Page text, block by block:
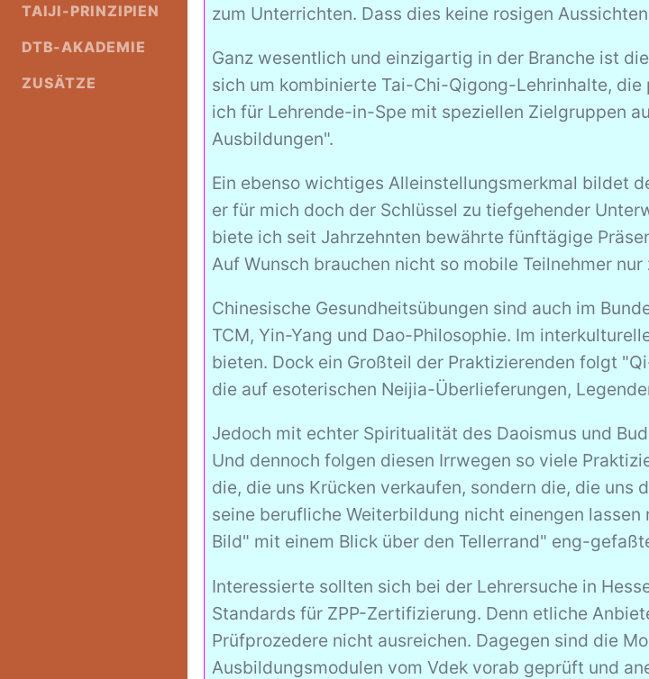
TAIJI-PRINZIPIEN
DTB-AKADEMIE
ZUSÄTZE
zum Unterrichten. Dass dies keine rosigen
Ganz wesentlich und einzigartig in der Branche ist
sich um kombinierte Tai-Chi-Qigong-Lehrinhalte,
ich für Lehrende-in-Spe mit speziellen Zielgruppen
Ausbildungen".
Ein ebenso wichtiges Alleinstellungsmerkmal bildet
er für mich doch der Schlüssel zu tiefgehender
biete ich seit Jahrzehnten bewährte fünftägige
Auf Wunsch brauchen nicht so mobile Teilnehmer
Chinesische Gesundheitsübungen sind auch im
TCM, Yin-Yang und Dao-Philosophie. Im
bieten. Dock ein Großteil der Praktizierenden folgt
die auf esoterischen Neijia-Überlieferungen,
Jedoch mit echter Spiritualität des Daoismus und
Und dennoch folgen diesen Irrwegen so viele
die, die uns Krücken verkaufen, sondern die, die uns
seine berufliche Weiterbildung nicht einengen
Bild" mit einem Blick über den Tellerrand" eng-
Interessierte sollten sich bei der Lehrersuche in
Standards für ZPP-Zertifizierung. Denn etliche
Prüfprozedere nicht ausreichen. Dagegen sind die
Ausbildungsmodulen vom Vdek vorab geprüft und